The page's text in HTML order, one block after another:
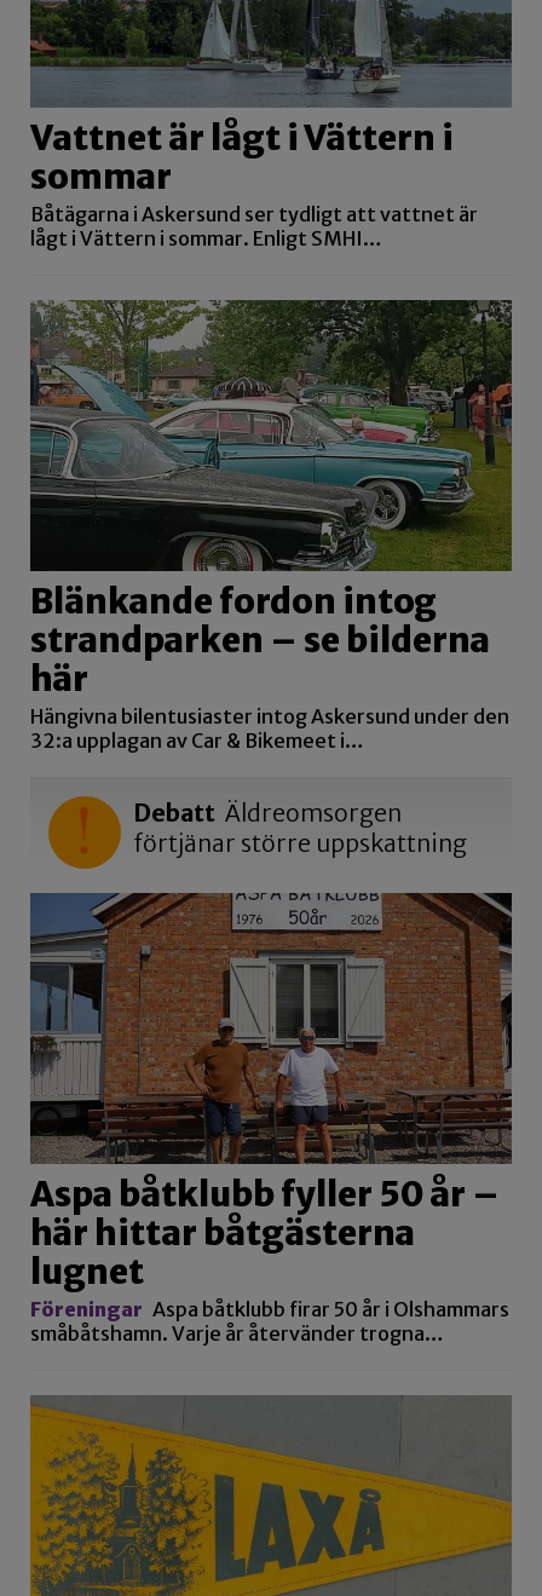
Vattnet är lågt i Vättern i
sommar
Båtägarna i Askersund ser tydligt att vattnet är
lågt i Vättern i sommar. Enligt SMHI…
Blänkande fordon intog
strandparken – se bilderna
här
Hängivna bilentusiaster intog Askersund under den
32:a upplagan av Car & Bikemeet i…
Debatt Äldreomsorgen
förtjänar större uppskattning
Aspa båtklubb fyller 50 år –
här hittar båtgästerna
lugnet
Föreningar Aspa båtklubb firar 50 år i Olshammars
småbåtshamn. Varje år återvänder trogna…